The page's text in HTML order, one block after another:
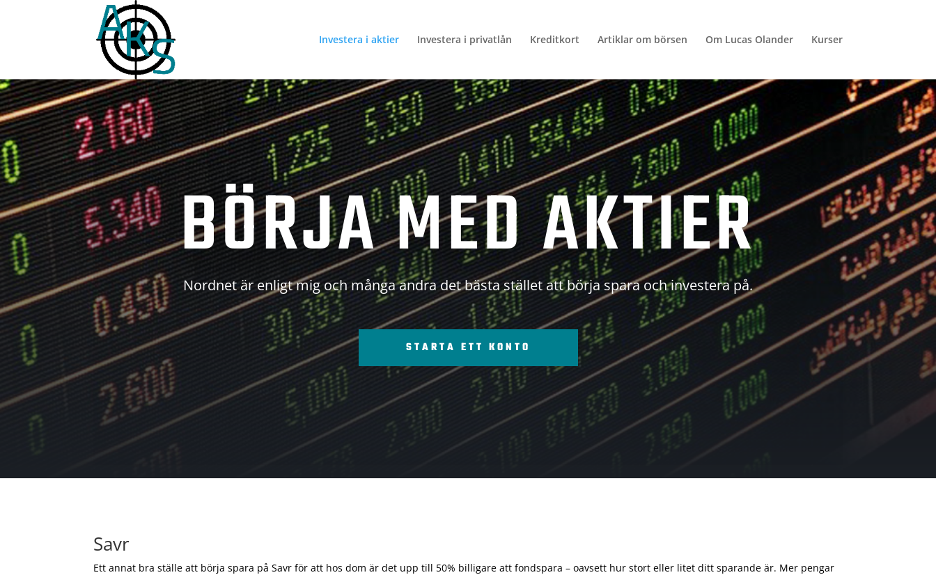
Investera i aktier Investera i privatlån Kreditkort Artiklar om börsen Om Lucas Olander Kurser
BÖRJA MED AKTIER
Nordnet är enligt mig och många andra det bästa stället att börja spara och investera på.
STARTA ETT KONTO
Savr
Ett annat bra ställe att börja spara på Savr för att hos dom är det upp till 50% billigare att fondspara – oavsett hur stort eller litet ditt sparande är. Mer pengar